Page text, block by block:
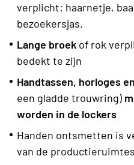
verplicht: haarnetje,
bezoekersjas.
Lange broek of rok
bedekt te zijn
Handtassen, horloges
een gladde trouwring)
worden in de lockers
Handen ontsmetten is
van de